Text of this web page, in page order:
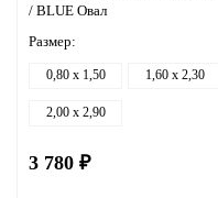
/ BLUE Овал
Размер:
0,80 x 1,50 1,60 x 2,30
2,00 x 2,90
3 780 ₽